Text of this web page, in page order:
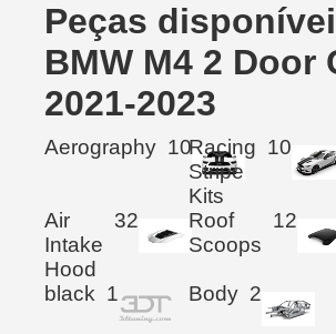
Peças
BMW M4 2 Door
2021-2023
Aerography 10Racing
Stripe
Kits
10
Air
Intake
Hood
32
Roof
Scoops
12
black 1 Body 2